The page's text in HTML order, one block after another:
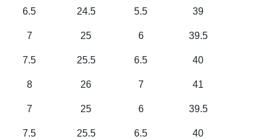
6.5 24.5 5.5 39
7 25 6 39.5
7.5 25.5 6.5 40
8 26 7 41
7 25 6 39.5
7.5 25.5 6.5 40